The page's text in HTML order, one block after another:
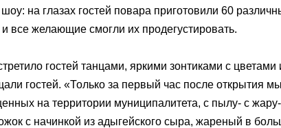
на глазах гостей повара приготовили 60
все желающие смогли их продегустировать.
гостей танцами, яркими зонтиками с цветами
гостей. «Только за первый час после открытия
на территории муниципалитета, с пылу- с
с начинкой из адыгейского сыра, жареный в